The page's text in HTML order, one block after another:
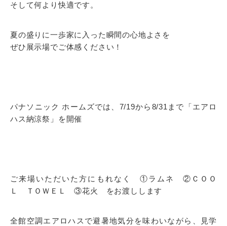
そして何より快適です。
夏の盛りに一歩家に入った瞬間の心地よさを
ぜひ展示場でご体感ください！
パナソニック ホームズでは、7/19から8/31まで「エアロ
ハス納涼祭」を開催
ご来場いただいた方にもれなく ①ラムネ ②ＣＯＯ
Ｌ ＴＯＷＥＬ ③花火 をお渡しします
全館空調エアロハスで避暑地気分を味わいながら、見学